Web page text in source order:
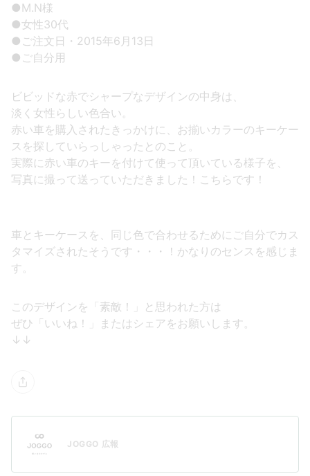
●M.N様
●女性30代
●ご注文日・2015年6月13日
●ご自分用
ビビッドな赤でシャープなデザインの中身は、
淡く女性らしい色合い。
赤い車を購入されたきっかけに、お揃いカラーのキーケー
スを探していらっしゃったとのこと。
実際に赤い車のキーを付けて使って頂いている様子を、
写真に撮って送っていただきました！こちらです！
車とキーケースを、同じ色で合わせるためにご自分でカス
タマイズされたそうです・・・！かなりのセンスを感じま
す。
このデザインを「素敵！」と思われた方は
ぜひ「いいね！」またはシェアをお願いします。
↓↓
JOGGO 広報